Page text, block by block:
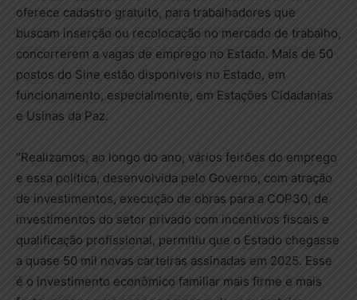
oferece cadastro gratuito, para trabalhadores que
buscam inserção ou recolocação no mercado de trabalho,
concorrerem a vagas de emprego no Estado. Mais de 50
postos do Sine estão disponíveis no Estado, em
funcionamento, especialmente, em Estações Cidadanias
e Usinas da Paz.
“Realizamos, ao longo do ano, vários feirões do emprego
e essa política, desenvolvida pelo Governo, com atração
de investimentos, execução de obras para a COP30, de
investimentos do setor privado com incentivos fiscais e
qualificação profissional, permitiu que o Estado chegasse
a quase 50 mil novas carteiras assinadas em 2025. Esse
é o investimento econômico familiar mais firme e mais